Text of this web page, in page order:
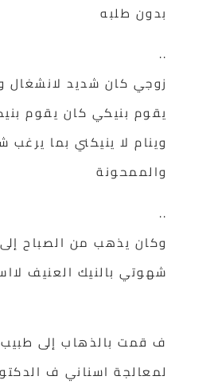
بدون طلبه
زوجي كان شديد لانشغال
يقوم بنيكي كان يقوم بنيكي
وينام لا ينيكني بما يرغب شهوتي
والممحونة
وكان يذهب من الصباح إلى اخر
شهوتي بالنيك العنيف
ف قمت بالذهاب إلى طبيب
لمعالجة اسناني ف الدكتور